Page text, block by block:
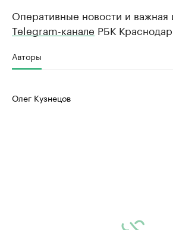
Оперативные новости и
Telegram-канале РБК Краснодар.
Авторы
Олег Кузнецов